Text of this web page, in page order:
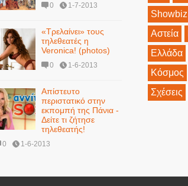
0 1-7-2013
«Τρελαίνει» τους
τηλεθεατές η
Veronica! (photos)
0 1-6-2013
Απίστευτο
περιστατικό στην
εκπομπή της Πάνια -
Δείτε τι ζήτησε
τηλεθεατής!
0 1-6-2013
Showbiz
Αστεία
Ελλάδα
Κόσμος
Σχέσεις